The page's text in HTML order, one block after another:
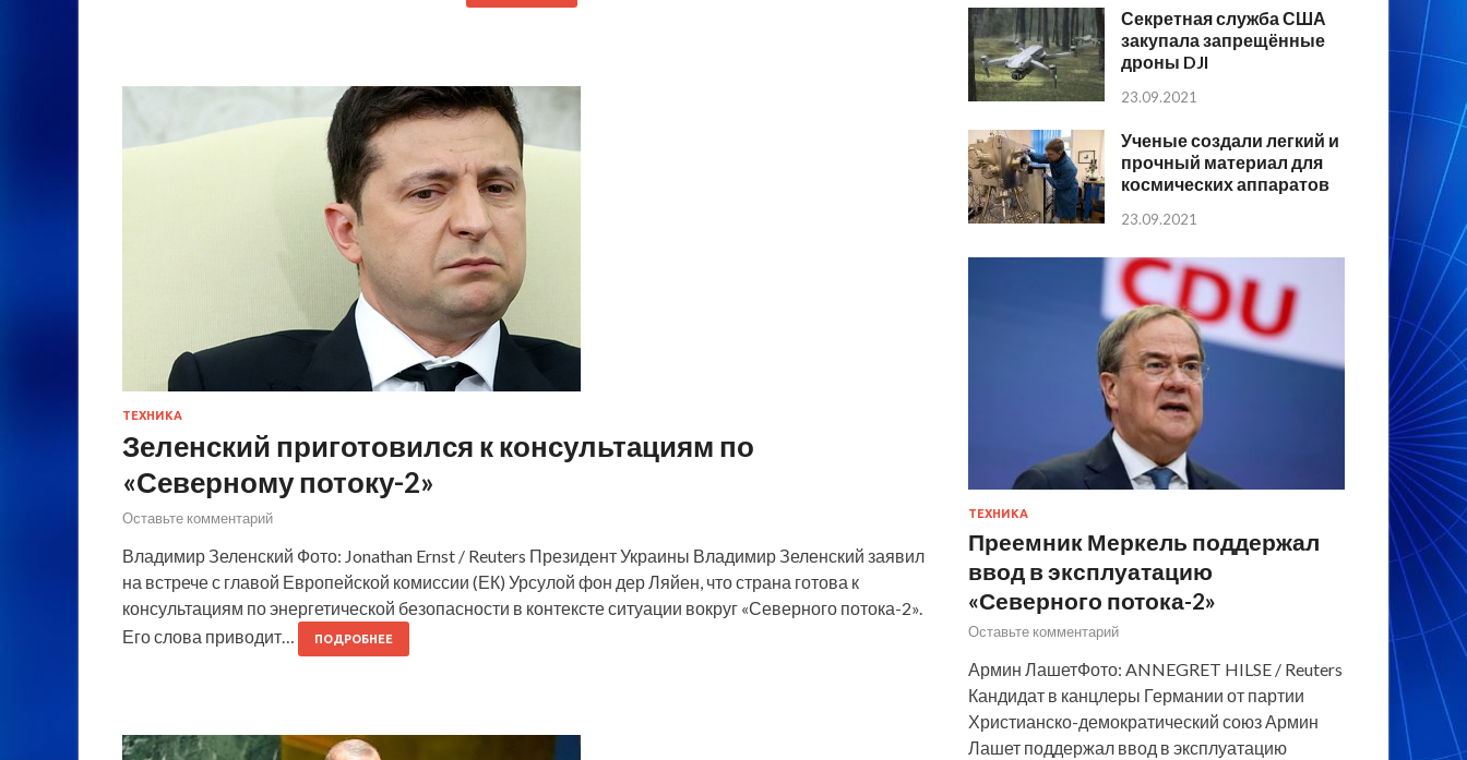
ТЕХНИКА
Зеленский приготовился к консультациям по
«Северному потоку-2»
Оставьте комментарий
Владимир Зеленский Фото: Jonathan Ernst / Reuters Президент Украины Владимир Зеленский заявил
на встрече с главой Европейской комиссии (ЕК) Урсулой фон дер Ляйен, что страна готова к
консультациям по энергетической безопасности в контексте ситуации вокруг «Северного потока-2».
Его слова приводит…
ПОДРОБНЕЕ
Секретная служба США
закупала запрещённые
дроны DJI
23.09.2021
Ученые создали легкий и
прочный материал для
космических аппаратов
23.09.2021
ТЕХНИКА
Преемник Меркель поддержал
ввод в эксплуатацию
«Северного потока-2»
Оставьте комментарий
Армин ЛашетФото: ANNEGRET HILSE / Reuters
Кандидат в канцлеры Германии от партии
Христианско-демократический союз Армин
Лашет поддержал ввод в эксплуатацию